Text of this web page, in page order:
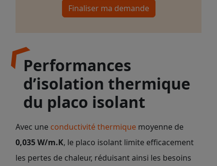
Finaliser ma demande
Performances
d’isolation thermique
du placo isolant
Avec une conductivité thermique moyenne de
0,035 W/m.K, le placo isolant limite efficacement
les pertes de chaleur, réduisant ainsi les besoins